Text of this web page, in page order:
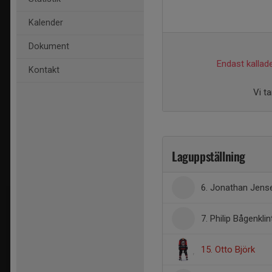
Kalender
Dokument
Kontakt
Endast
Vi
Laguppställning
6. Jonathan
7. Philip
15. Otto Björk